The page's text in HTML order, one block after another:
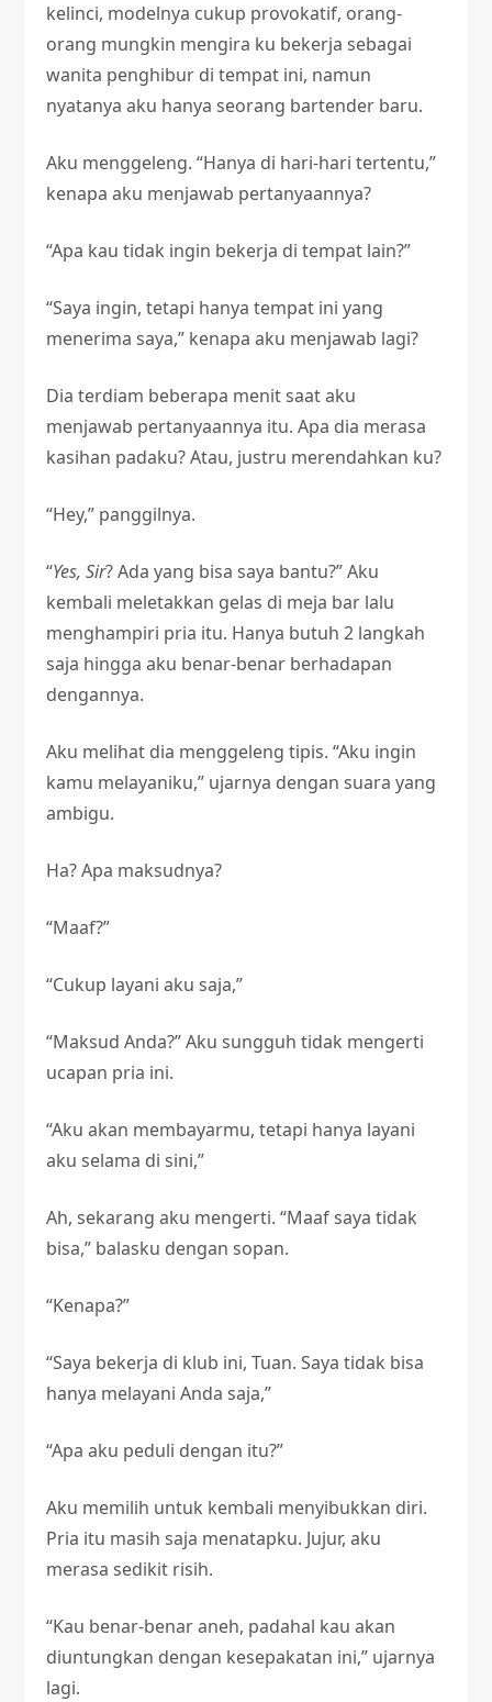
kelinci, modelnya cukup provokatif, orang-
orang mungkin mengira ku bekerja sebagai
wanita penghibur di tempat ini, namun
nyatanya aku hanya seorang bartender baru.
Aku menggeleng. “Hanya di hari-hari tertentu,”
kenapa aku menjawab pertanyaannya?
“Apa kau tidak ingin bekerja di tempat lain?”
“Saya ingin, tetapi hanya tempat ini yang
menerima saya,” kenapa aku menjawab lagi?
Dia terdiam beberapa menit saat aku
menjawab pertanyaannya itu. Apa dia merasa
kasihan padaku? Atau, justru merendahkan ku?
“Hey,” panggilnya.
“Yes, Sir? Ada yang bisa saya bantu?” Aku
kembali meletakkan gelas di meja bar lalu
menghampiri pria itu. Hanya butuh 2 langkah
saja hingga aku benar-benar berhadapan
dengannya.
Aku melihat dia menggeleng tipis. “Aku ingin
kamu melayaniku,” ujarnya dengan suara yang
ambigu.
Ha? Apa maksudnya?
“Maaf?”
“Cukup layani aku saja,”
“Maksud Anda?” Aku sungguh tidak mengerti
ucapan pria ini.
“Aku akan membayarmu, tetapi hanya layani
aku selama di sini,”
Ah, sekarang aku mengerti. “Maaf saya tidak
bisa,” balasku dengan sopan.
“Kenapa?”
“Saya bekerja di klub ini, Tuan. Saya tidak bisa
hanya melayani Anda saja,”
“Apa aku peduli dengan itu?”
Aku memilih untuk kembali menyibukkan diri.
Pria itu masih saja menatapku. Jujur, aku
merasa sedikit risih.
“Kau benar-benar aneh, padahal kau akan
diuntungkan dengan kesepakatan ini,” ujarnya
lagi.